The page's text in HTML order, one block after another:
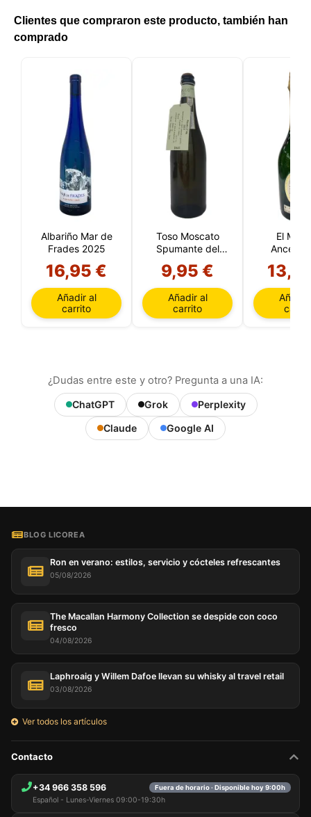
Clientes que compraron este producto, también han
comprado
Albariño Mar de
Frades 2025
16,95 €
Añadir al
carrito
Toso Moscato
Spumante del
(Italia)
9,95 €
Añadir al
carrito
El
Añadir
¿Dudas entre este y otro? Pregunta a una IA:
ChatGPT Grok
Perplexity
Claude
Google AI
BLOG LICOREA
Ron en verano: estilos, servicio y cócteles refrescantes
05/08/2026
The Macallan Harmony Collection se despide con coco
fresco
04/08/2026
Laphroaig y Willem Dafoe llevan su whisky al travel retail
03/08/2026
Ver todos los artículos
Contacto
+34 966 358 596 Fuera de horario · Disponible hoy 9:00h
Español - Lunes-Viernes 09:00-19:30h